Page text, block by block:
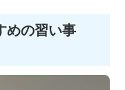
めの習い事